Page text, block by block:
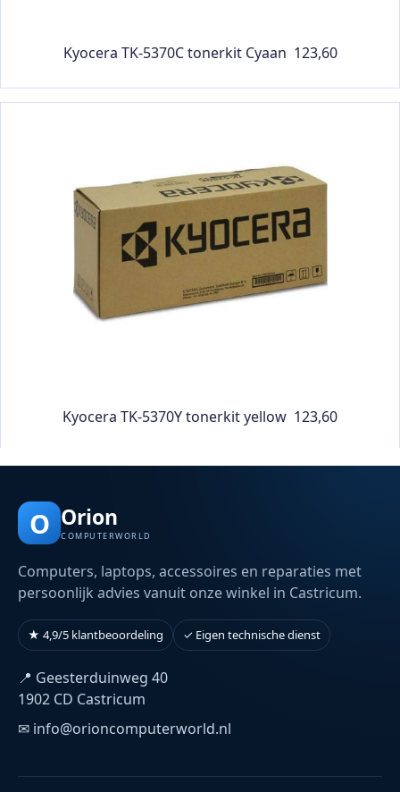
Kyocera TK-5370C tonerkit Cyaan 123,60
Kyocera TK-5370Y tonerkit yellow 123,60
O Orion
COMPUTERWORLD
Computers, laptops, accessoires en reparaties met
persoonlijk advies vanuit onze winkel in Castricum.
★ 4,9/5 klantbeoordeling ✓ Eigen technische dienst
📍 Geesterduinweg 40
1902 CD Castricum
✉ info@orioncomputerworld.nl